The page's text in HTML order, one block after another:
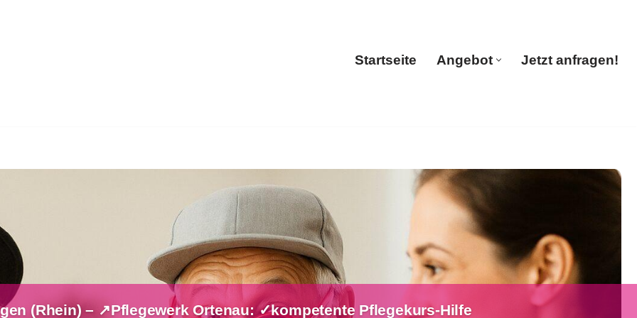
Startseite Angebot Jetzt anfragen!
(Rhein) – ↗️Pflegewerk Ortenau: ✓kompetente Pflegekurs-Hilfe